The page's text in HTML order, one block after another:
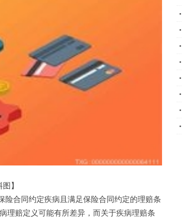
图】
险合同约定疾病且满足保险合同约定的理赔条
理赔定义可能有所差异，而关于疾病理赔条